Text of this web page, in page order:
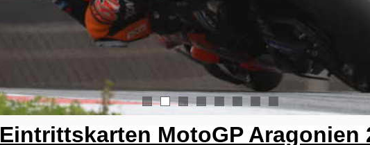
1 3 4
Eintrittskarten MotoGP Aragonien